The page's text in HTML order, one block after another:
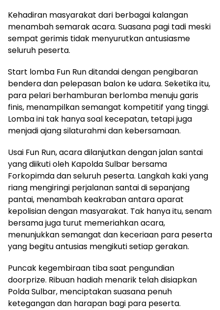
Kehadiran masyarakat dari berbagai kalangan
menambah semarak acara. Suasana pagi tadi meski
sempat gerimis tidak menyurutkan antusiasme
seluruh peserta.
Start lomba Fun Run ditandai dengan pengibaran
bendera dan pelepasan balon ke udara. Seketika itu,
para pelari berhamburan berlomba menuju garis
finis, menampilkan semangat kompetitif yang tinggi.
Lomba ini tak hanya soal kecepatan, tetapi juga
menjadi ajang silaturahmi dan kebersamaan.
Usai Fun Run, acara dilanjutkan dengan jalan santai
yang diikuti oleh Kapolda Sulbar bersama
Forkopimda dan seluruh peserta. Langkah kaki yang
riang mengiringi perjalanan santai di sepanjang
pantai, menambah keakraban antara aparat
kepolisian dengan masyarakat. Tak hanya itu, senam
bersama juga turut memeriahkan acara,
menunjukkan semangat dan keceriaan para peserta
yang begitu antusias mengikuti setiap gerakan.
Puncak kegembiraan tiba saat pengundian
doorprize. Ribuan hadiah menarik telah disiapkan
Polda Sulbar, menciptakan suasana penuh
ketegangan dan harapan bagi para peserta.